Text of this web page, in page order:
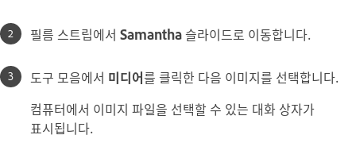
필름 스트립에서 Samantha슬라이드로 이동합니다.
도구 모음에서 미디어를 클릭한 다음 이미지를 선택합니다.
컴퓨터에서 이미지 파일을 선택할 수 있는 대화 상자가
표시됩니다.